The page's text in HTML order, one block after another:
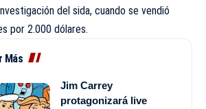
del sida, cuando se vendió
por 2.000 dólares.
Más
Jim Carrey
protagonizará live